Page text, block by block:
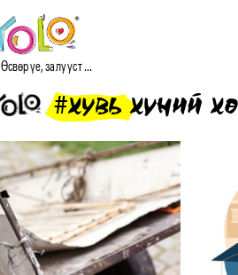
Өсвөр үе, залууст ...
#ХУВЬ ХҮНИЙ